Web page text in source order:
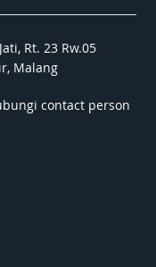
Rt. 23 Rw.05
Malang
contact person